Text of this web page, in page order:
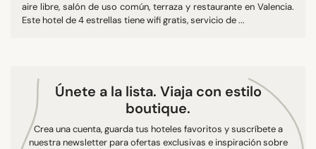
aire libre, salón de uso común, terraza y restaurante en Valencia.
Este hotel de 4 estrellas tiene wifi gratis, servicio de ...
Únete a la lista. Viaja con estilo
boutique.
Crea una cuenta, guarda tus hoteles favoritos y suscríbete a
nuestra newsletter para ofertas exclusivas e inspiración sobre